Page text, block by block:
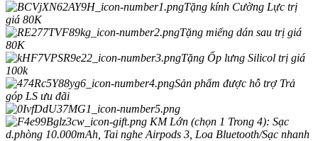
Tặng kính Cường Lực trị
giá 80K
Tặng miếng dán sau trị giá
80K
Tặng Ốp lưng Silicol trị giá
100k
Sản phẩm được hỗ trợ Trả
góp LS ưu đãi
KM Lớn (chọn 1 Trong 4): Sạc
d.phòng 10.000mAh, Tai nghe Airpods 3, Loa Bluetooth/Sạc nhanh